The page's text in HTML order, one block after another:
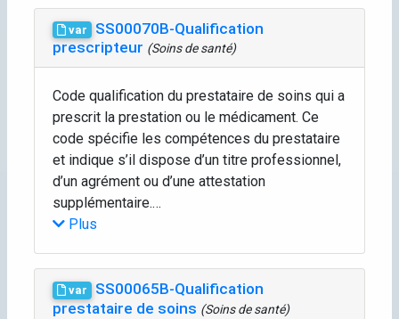
var
SS00070B-Qualification
prescripteur (Soins de santé)
Code qualification du prestataire de soins qui a
prescrit la prestation ou le médicament. Ce
code spécifie les compétences du prestataire
et indique s’il dispose d’un titre professionnel,
d’un agrément ou d’une attestation
supplémentaire.…
Plus
var
SS00065B-Qualification
prestataire de soins (Soins de santé)